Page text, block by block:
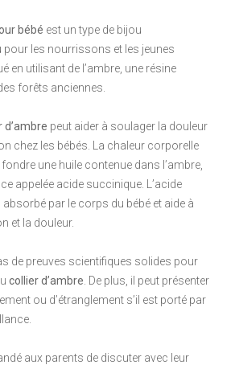
bébé est un type de bijou
les nourrissons et les jeunes
en utilisant de l’ambre, une résine
forêts anciennes.
d’ambre peut aider à soulager la douleur
chez les bébés. La chaleur corporelle
une huile contenue dans l’ambre,
appelée acide succinique. L’acide
par le corps du bébé et aide à
et la douleur.
de preuves scientifiques solides pour
collier d’ambre . De plus, il peut présenter
ou d’étranglement s’il est porté par
aux parents de discuter avec leur